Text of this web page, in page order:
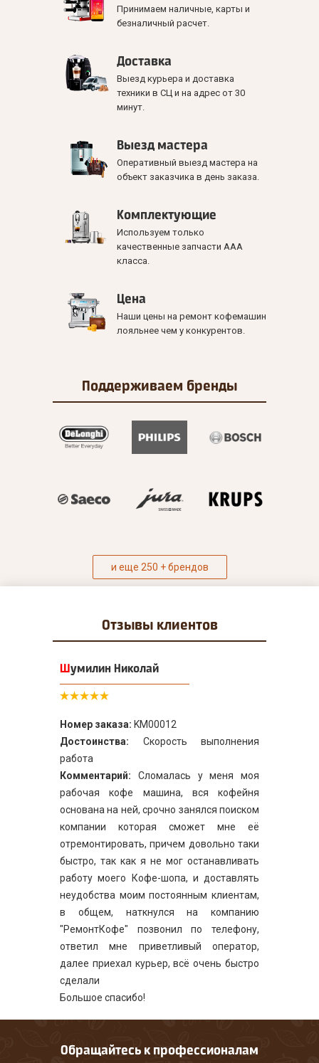
Принимаем наличные, карты и
безналичный расчет.
Доставка
Выезд курьера и доставка
техники в СЦ и на адрес от 30
минут.
Выезд мастера
Оперативный выезд мастера на
объект заказчика в день заказа.
Комплектующие
Используем только
качественные запчасти ААА
класса.
Цена
Наши цены на ремонт кофемашин
лояльнее чем у конкурентов.
Поддерживаем бренды
и еще 250 + брендов
Отзывы клиентов
Шумилин Николай
Номер заказа: KM00012
Достоинства: Скорость выполнения
работа
Комментарий: Сломалась у меня моя
рабочая кофе машина, вся кофейня
основана на ней, срочно занялся поиском
компании которая сможет мне её
отремонтировать, причем довольно таки
быстро, так как я не мог останавливать
работу моего Кофе-шопа, и доставлять
неудобства моим постоянным клиентам,
в общем, наткнулся на компанию
"РемонтКофе" позвонил по телефону,
ответил мне приветливый оператор,
далее приехал курьер, всё очень быстро
сделали
Большое спасибо!
Обращайтесь к профессионалам